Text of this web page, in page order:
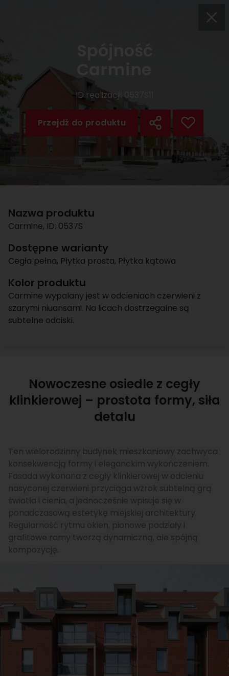
ID realizacji: 0537S11
Przejdź do produktu
Nazwa produktu
Carmine, ID: 0537S
Dostępne warianty
Cegła pełna, Płytka prosta, Płytka kątowa
Kolor produktu
Carmine wypalany jest w odcieniach czerwieni z
szarymi niuansami. Na licach dostrzegalne są
subtelne odciski.
Nowoczesne osiedle z cegły
klinkierowej – prostota formy, siła
detalu
Ten wielorodzinny budynek mieszkaniowy zachwyca
konsekwencją formy i eleganckim wykończeniem.
Fasada wykonana z cegły klinkierowej w odcieniu
nasyconej czerwieni przyciąga wzrok subtelną grą
światła i cienia, a jednocześnie wpisuje się w
ponadczasową estetykę miejskiej architektury.
Regularność rytmu okien, pionowe podziały i
grafitowe ramy tworzą dynamiczną, ale spójną
kompozycję.